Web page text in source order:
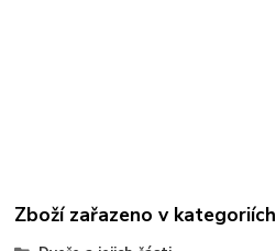
Zboží zařazeno v kategoriích